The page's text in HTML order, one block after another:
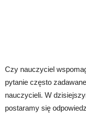
Czy nauczyciel
pytanie często
nauczycieli. W
postaramy się